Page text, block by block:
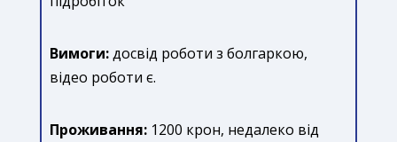
Вимоги:досвід роботи з болгаркою,
відео роботи є.
Проживання: 1200 крон, недалеко від